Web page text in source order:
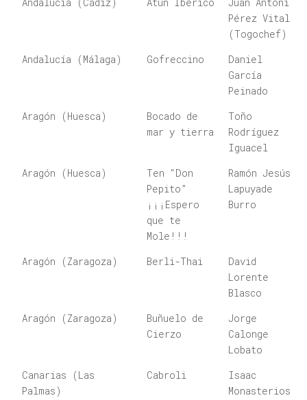
Participante
Pérez Vital
(Togochef)
Andalucía (Málaga) Gofreccino
Daniel
García
Peinado
Aragón (Huesca)
Bocado de
mar y tierra
Toño
Rodríguez
Iguacel
Aragón (Huesca)
Ten “Don
Pepito”
¡¡¡Espero
que te
Mole!!!
Ramón Jesús
Lapuyade
Burro
Aragón (Zaragoza) Berli-Thai
David
Lorente
Blasco
Aragón (Zaragoza)
Buñuelo de
Cierzo
Jorge
Calonge
Lobato
Canarias (Las
Palmas)
Cabroli
Isaac
Monasterios